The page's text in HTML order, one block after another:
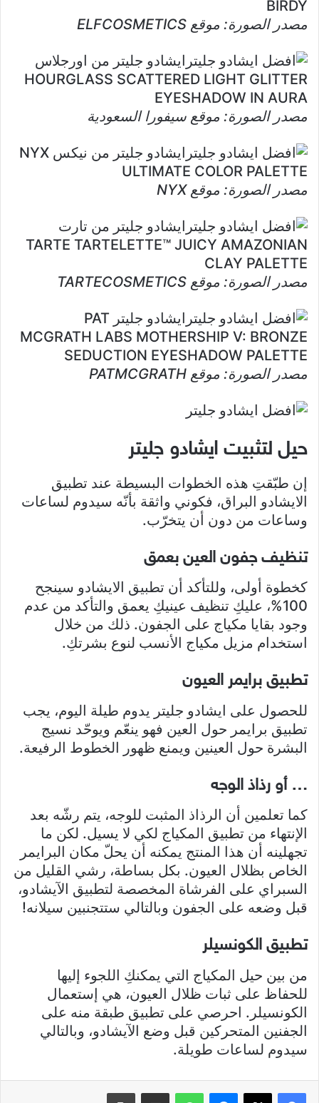
BIRDY
مصدر الصورة: موقع ELFCOSMETICS
ايشادو جليتر من اورجلاس
HOURGLASS SCATTERED LIGHT GLITTER
EYESHADOW IN AURA
مصدر الصورة: موقع سيفورا السعودية
ايشادو جليتر من نيكس NYX
ULTIMATE COLOR PALETTE
مصدر الصورة: موقع NYX
ايشادو جليتر من تارت
TARTE TARTELETTE™ JUICY AMAZONIAN
CLAY PALETTE
مصدر الصورة: موقع TARTECOSMETICS
ايشادو جليتر PAT
MCGRATH LABS MOTHERSHIP V: BRONZE
SEDUCTION EYESHADOW PALETTE
مصدر الصورة: موقع PATMCGRATH
حيل لتثبيت ايشادو جليتر
إن طبّقتِ هذه الخطوات البسيطة عند تطبيق
الايشادو البراق، فكوني واثقة بأنّه سيدوم لساعات
وساعات من دون أن يتخرّب.
تنظيف جفون العين بعمق
كخطوة أولى، وللتأكد أن تطبيق الايشادو سينجح
100%، عليكِ تنظيف عينيكِ يعمق والتأكد من عدم
وجود بقايا مكياج على الجفون. ذلك من خلال
استخدام مزيل مكياج الأنسب لنوع بشرتكِ.
تطبيق برايمر العيون
للحصول على ايشادو جليتر يدوم طيلة اليوم، يجب
تطبيق برايمر حول العين فهو ينعّم ويوحّد نسيج
البشرة حول العينين ويمنع ظهور الخطوط الرفيعة.
… أو رذاذ الوجه
كما تعلمين أن الرذاذ المثبت للوجه، يتم رشّه بعد
الإنتهاء من تطبيق المكياج لكي لا يسيل. لكن ما
تجهلينه أن هذا المنتج يمكنه أن يحلّ مكان البرايمر
الخاص بظلال العيون. بكل بساطة، رشي القليل من
السبراي على الفرشاة المخصصة لتطبيق الآيشادو،
قبل وضعه على الجفون وبالتالي ستتجنبين سيلانه!
تطبيق الكونسيلر
من بين حيل المكياج التي يمكنكِ اللجوء إليها
للحفاظ على ثبات ظلال العيون، هي إستعمال
الكونسيلر. احرصي على تطبيق طبقة منه على
الجفنين المتحركين قبل وضع الآيشادو، وبالتالي
سيدوم لساعات طويلة.
فيسبوك X ماسنجر واتساب مشاركة عبر البريد طباعة